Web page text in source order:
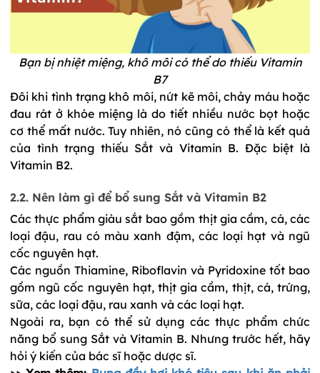
Bạn bị nhiệt miệng, khô môi có thể do thiếu Vitamin
B7
Đôi khi tình trạng khô môi, nứt kẽ môi, chảy máu hoặc
đau rát ở khóe miệng là do tiết nhiều nước bọt hoặc
cơ thể mất nước. Tuy nhiên, nó cũng có thể là kết quả
của tình trạng thiếu Sắt và Vitamin B. Đặc biệt là
Vitamin B2.
2.2. Nên làm gì để bổ sung Sắt và Vitamin B2
Các thực phẩm giàu sắt bao gồm thịt gia cầm, cá, các
loại đậu, rau có màu xanh đậm, các loại hạt và ngũ
cốc nguyên hạt.
Các nguồn Thiamine, Riboflavin và Pyridoxine tốt bao
gồm ngũ cốc nguyên hạt, thịt gia cầm, thịt, cá, trứng,
sữa, các loại đậu, rau xanh và các loại hạt.
Ngoài ra, bạn có thể sử dụng các thực phẩm chức
năng bổ sung Sắt và Vitamin B. Nhưng trước hết, hãy
hỏi ý kiến của bác sĩ hoặc dược sĩ.